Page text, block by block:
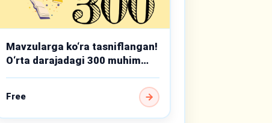
Mavzularga ko‘ra tasniflangan!
O‘rta darajadagi 300 muhim
grammatika mavzusi
Free